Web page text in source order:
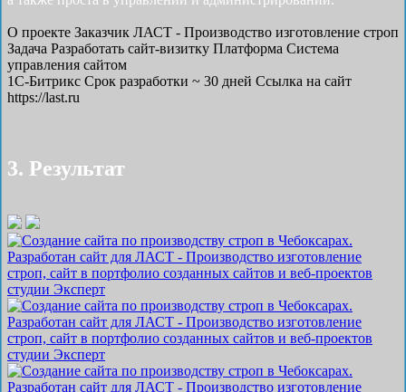
О проекте Заказчик ЛАСТ - Производство изготовление строп
Задача Разработать cайт-визитку Платформа Система
управления сайтом
1С-Битрикс Срок разработки ~ 30 дней Ссылка на сайт
https://last.ru
3. Результат